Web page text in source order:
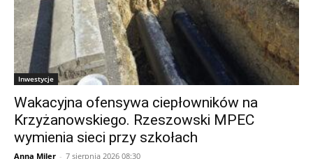
Inwestycje
Wakacyjna ofensywa ciepłowników na
Krzyżanowskiego. Rzeszowski MPEC
wymienia sieci przy szkołach
Anna Miler - 7 sierpnia 2026 08:30